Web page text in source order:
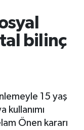
bilinç
15 yaş
kullanımı
Önen kararı